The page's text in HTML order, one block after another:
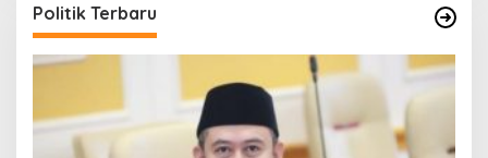
Politik Terbaru